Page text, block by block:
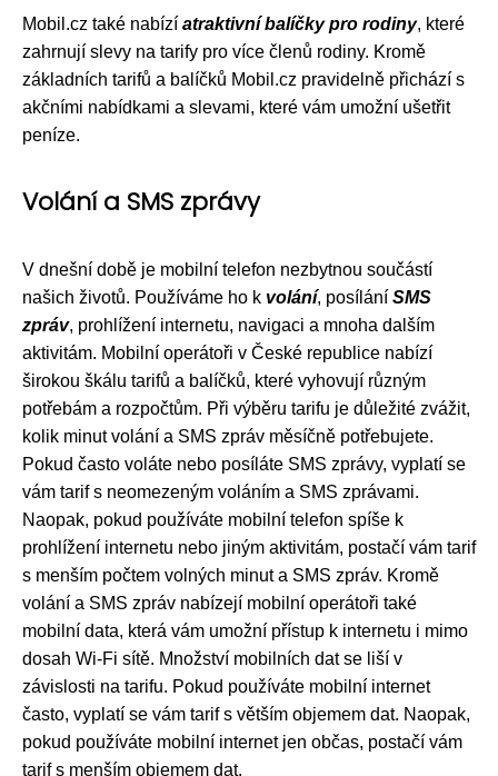
Mobil.cz také nabízí atraktivní balíčky pro rodiny, které
zahrnují slevy na tarify pro více členů rodiny. Kromě
základních tarifů a balíčků Mobil.cz pravidelně přichází s
akčními nabídkami a slevami, které vám umožní ušetřit
peníze.
Volání a SMS zprávy
V dnešní době je mobilní telefon nezbytnou součástí
našich životů. Používáme ho k volání, posílání SMS
zpráv, prohlížení internetu, navigaci a mnoha dalším
aktivitám. Mobilní operátoři v České republice nabízí
širokou škálu tarifů a balíčků, které vyhovují různým
potřebám a rozpočtům. Při výběru tarifu je důležité zvážit,
kolik minut volání a SMS zpráv měsíčně potřebujete.
Pokud často voláte nebo posíláte SMS zprávy, vyplatí se
vám tarif s neomezeným voláním a SMS zprávami.
Naopak, pokud používáte mobilní telefon spíše k
prohlížení internetu nebo jiným aktivitám, postačí vám tarif
s menším počtem volných minut a SMS zpráv. Kromě
volání a SMS zpráv nabízejí mobilní operátoři také
mobilní data, která vám umožní přístup k internetu i mimo
dosah Wi-Fi sítě. Množství mobilních dat se liší v
závislosti na tarifu. Pokud používáte mobilní internet
často, vyplatí se vám tarif s větším objemem dat. Naopak,
pokud používáte mobilní internet jen občas, postačí vám
tarif s menším objemem dat.